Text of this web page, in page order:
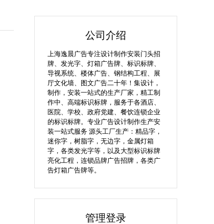
公司介绍
上海逸晨广告专注设计制作安装门头招
牌、发光字、灯箱广告牌、标识标牌、
导视系统、楼体广告、钢结构工程、展
厅文化墙、图文广告二十年！集设计，
制作，安装一站式的生产厂家，精工制
作中、高端标识标牌，服务于各酒店、
医院、学校、政府党建、餐饮连锁企业
的标识标牌。专业广告设计制作生产安
装一站式服务 源头工厂生产：精品字，
迷你字，树脂字，无边字，金属灯箱
字，各类发光字等，以及大型标识标牌
亮化工程，连锁品牌广告招牌，各类广
告灯箱广告牌等。
管理登录